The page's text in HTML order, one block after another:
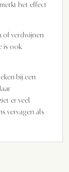
het effect
of verdwijnen
is ook
bij een
er veel
vervagen als